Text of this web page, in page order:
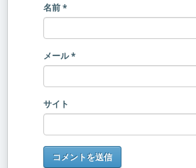
名前*
メール*
サイト